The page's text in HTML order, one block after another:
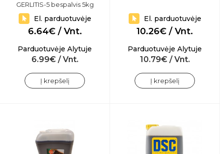
GERLITIS-5 bespalvis 5kg
El. parduotuvėje
6.64€ / Vnt.
Parduotuvėje Alytuje
6.99€ / Vnt.
Į krepšelį
El. parduotuvėje
10.26€ / Vnt.
Parduotuvėje Alytuje
10.79€ / Vnt.
Į krepšelį